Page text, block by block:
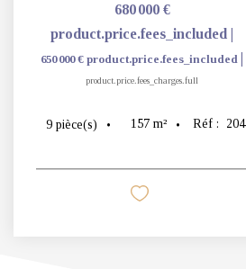
680 000 €
product.price.fees_included
650 000 € product.price.fees_included
product.price.fees_charges.full
9 pièce(s) 157 m² Réf : 204